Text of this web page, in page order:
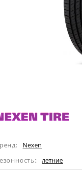
Nexen
летние